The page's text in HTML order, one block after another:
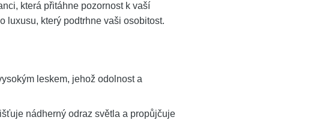
která přitáhne pozornost k vaší
luxusu, který podtrhne vaši osobitost.
leskem, jehož odolnost a
nádherný odraz světla a propůjčuje